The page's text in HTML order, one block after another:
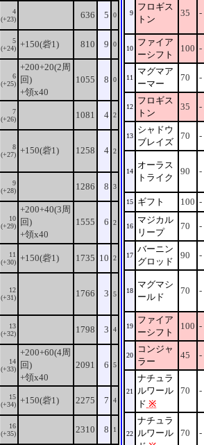
4
(+23)
636 5 0
5
(+24) +150(砦1) 810 9 0
6
(+25)
+200+20(2周
回)
+領x40
1055 8 0
7
(+26)
1081 4 2
8
(+27) +150(砦1) 1258 4 2
9
(+28)
1286 8 3
10
(+29)
+200+40(3周
回)
+領x40
1555 6 2
11
(+30) +150(砦1) 1735 10 2
12
(+31)
1766 3 5
13
(+32)
1798 3 4
14
(+33)
+200+60(4周
回)
+領x40
2091 6 5
15
(+34) +150(砦1) 2275 7 4
16
(+35)
2310 8 1
9
フロギス
トン
35 -
10
ファイア
ーシフト
100 -
11
マグマア
ーマー
70 -
12
フロギス
トン
35 -
13
シャドウ
ブレイズ
70 -
14
オーラス
トライク
90 -
15 ギフト 100 -
16
マジカル
リープ
70 -
17
バーニン
グロッド
90 -
18
マグマシ
ールド
70 -
19
ファイア
ーシフト
100 -
20
コンジャ
ラー
45 -
21
ナチュラ
ルワール
ド ※
70 -
22
ナチュラ
ルワール
70 -